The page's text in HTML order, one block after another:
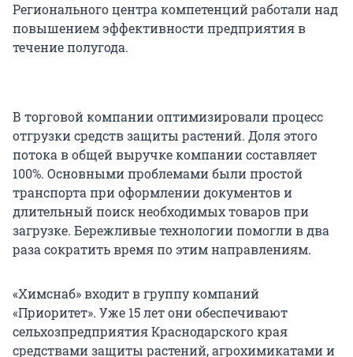
Регионального центра компетенций работали над
повышением эффективности предприятия в
течение полугода.
В торговой компании оптимизировали процесс
отгрузки средств защиты растений. Доля этого
потока в общей выручке компании составляет
100%. Основными проблемами были простой
транспорта при оформлении документов и
длительный поиск необходимых товаров при
загрузке. Бережливые технологии помогли в два
раза сократить время по этим направлениям.
«Химснаб» входит в группу компаний
«Приоритет». Уже 15 лет они обеспечивают
сельхозпредприятия Краснодарского края
средствами защиты растений, агрохимикатами и